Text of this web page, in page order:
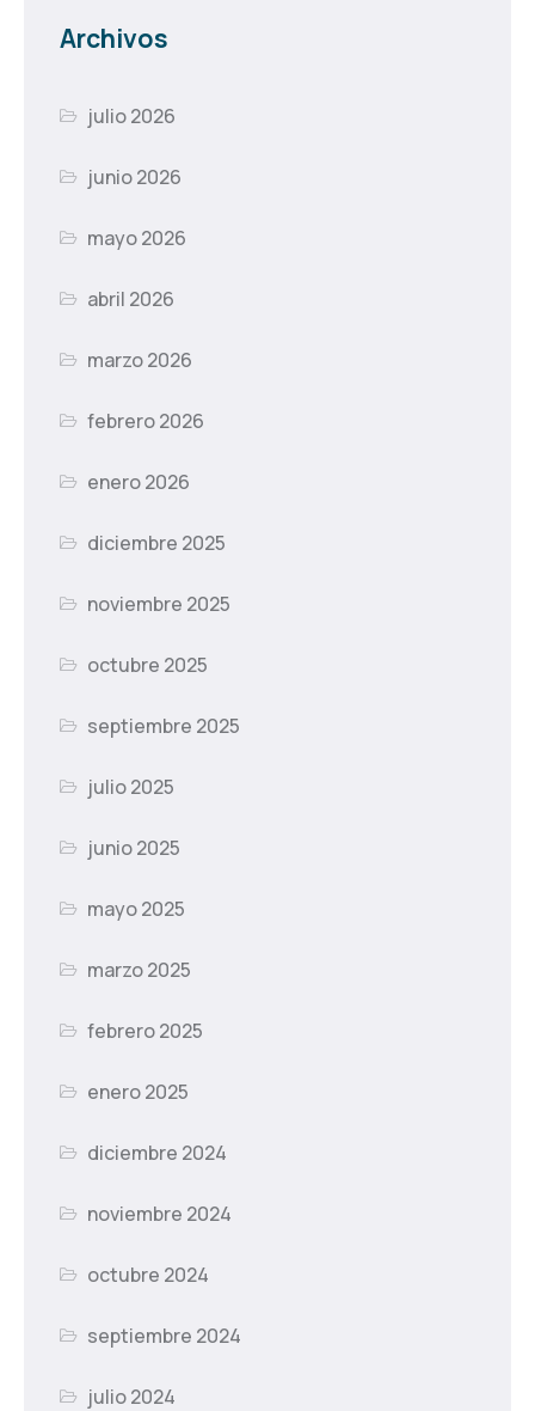
Archivos
julio 2026
junio 2026
mayo 2026
abril 2026
marzo 2026
febrero 2026
enero 2026
diciembre 2025
noviembre 2025
octubre 2025
septiembre 2025
julio 2025
junio 2025
mayo 2025
marzo 2025
febrero 2025
enero 2025
diciembre 2024
noviembre 2024
octubre 2024
septiembre 2024
julio 2024